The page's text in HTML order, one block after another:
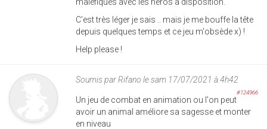
C'est très léger je sais .. mais je me bouffe la tête
depuis quelques temps et ce jeu m'obsède x) !
Help please !
Soumis parRifano le sam 17/07/2021 à 4h42
#124966
Un jeu de combat en animation ou l'on peut
avoir un animal améliore sa sagesse et monter
en niveau